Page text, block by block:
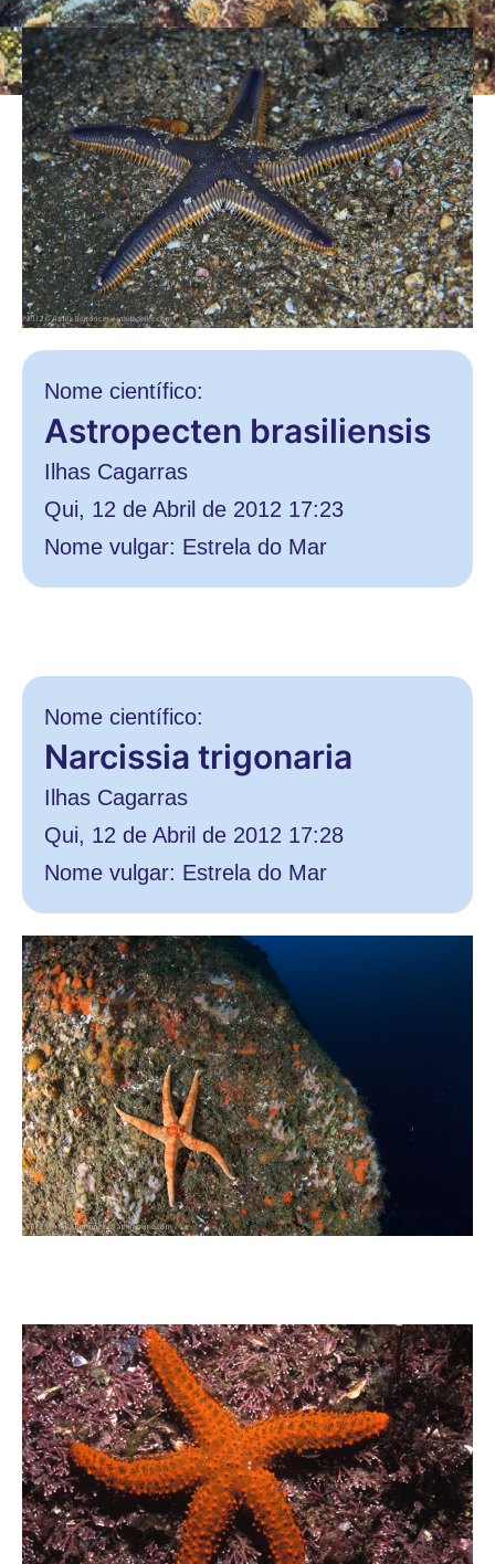
Nome científico:
Astropecten brasiliensis
Ilhas Cagarras
Qui, 12 de Abril de 2012 17:23
Nome vulgar: Estrela do Mar
Nome científico:
Narcissia trigonaria
Ilhas Cagarras
Qui, 12 de Abril de 2012 17:28
Nome vulgar: Estrela do Mar